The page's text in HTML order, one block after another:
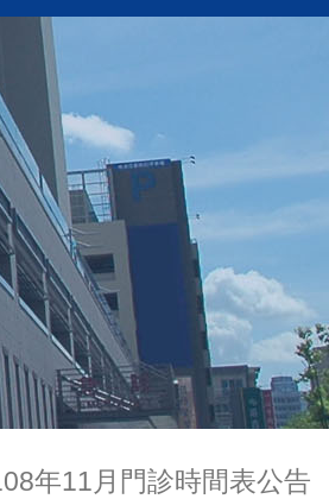
年11月門診時間表公告